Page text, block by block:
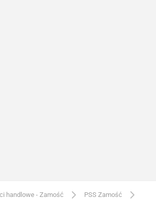
handlowe - Zamość
PSS Zamość